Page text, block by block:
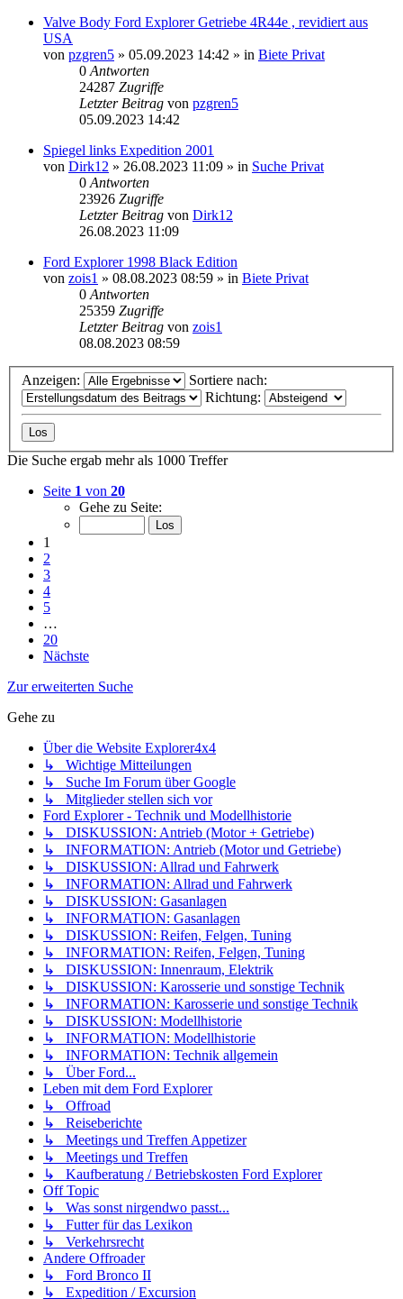
Valve Body Ford Explorer Getriebe 4R44e , revidiert aus
USA
von pzgren5 » 05.09.2023 14:42 » in Biete Privat
0 Antworten
24287 Zugriffe
Letzter Beitrag von pzgren5
05.09.2023 14:42
Spiegel links Expedition 2001
von Dirk12 » 26.08.2023 11:09 » in Suche Privat
0 Antworten
23926 Zugriffe
Letzter Beitrag von Dirk12
26.08.2023 11:09
Ford Explorer 1998 Black Edition
von zois1 » 08.08.2023 08:59 » in Biete Privat
0 Antworten
25359 Zugriffe
Letzter Beitrag von zois1
08.08.2023 08:59
Anzeigen:
Sortiere nach:
Richtung:
Die Suche ergab mehr als 1000 Treffer
Seite 1 von 20
Gehe zu Seite:
1
2
3
4
5
…
20
Nächste
Zur erweiterten Suche
Gehe zu
Über die Website Explorer4x4
↳ Wichtige Mitteilungen
↳ Suche Im Forum über Google
↳ Mitglieder stellen sich vor
Ford Explorer - Technik und Modellhistorie
↳ DISKUSSION: Antrieb (Motor + Getriebe)
↳ INFORMATION: Antrieb (Motor und Getriebe)
↳ DISKUSSION: Allrad und Fahrwerk
↳ INFORMATION: Allrad und Fahrwerk
↳ DISKUSSION: Gasanlagen
↳ INFORMATION: Gasanlagen
↳ DISKUSSION: Reifen, Felgen, Tuning
↳ INFORMATION: Reifen, Felgen, Tuning
↳ DISKUSSION: Innenraum, Elektrik
↳ DISKUSSION: Karosserie und sonstige Technik
↳ INFORMATION: Karosserie und sonstige Technik
↳ DISKUSSION: Modellhistorie
↳ INFORMATION: Modellhistorie
↳ INFORMATION: Technik allgemein
↳ Über Ford...
Leben mit dem Ford Explorer
↳ Offroad
↳ Reiseberichte
↳ Meetings und Treffen Appetizer
↳ Meetings und Treffen
↳ Kaufberatung / Betriebskosten Ford Explorer
Off Topic
↳ Was sonst nirgendwo passt...
↳ Futter für das Lexikon
↳ Verkehrsrecht
Andere Offroader
↳ Ford Bronco II
↳ Expedition / Excursion